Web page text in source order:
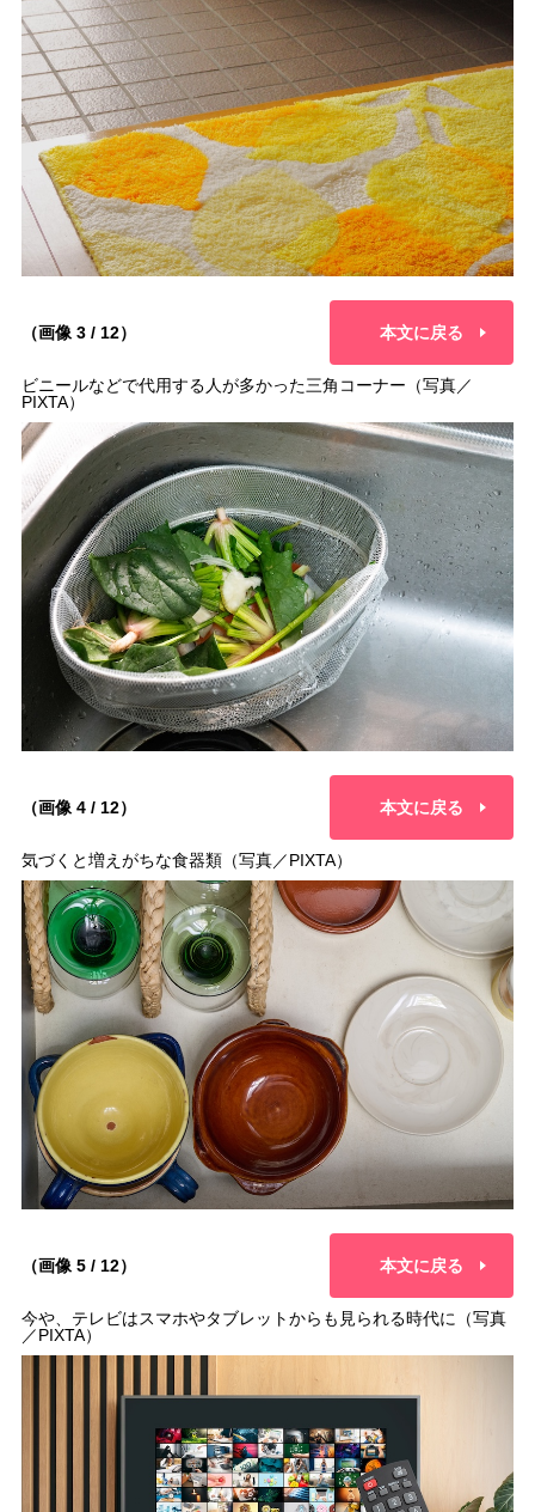
（画像 3 / 12） 本文に戻る
ビニールなどで代用する人が多かった三角コーナー（写真／
PIXTA）
（画像 4 / 12） 本文に戻る
気づくと増えがちな食器類（写真／PIXTA）
（画像 5 / 12） 本文に戻る
今や、テレビはスマホやタブレットからも見られる時代に（写真
／PIXTA）